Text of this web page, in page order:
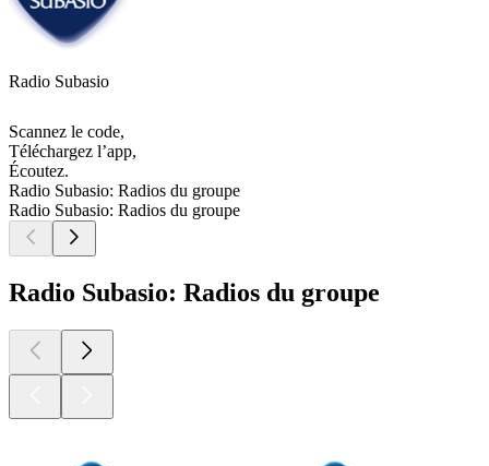
Radio Subasio
Scannez le code,
Téléchargez l’app,
Écoutez.
Radio Subasio: Radios du groupe
Radio Subasio: Radios du groupe
Radio Subasio: Radios du groupe